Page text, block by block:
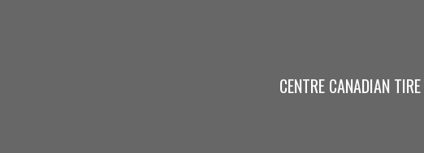
CENTRE CANADIAN TIRE